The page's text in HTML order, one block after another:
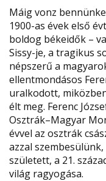
Máig vonz
1900-as évek első
boldog békeidők –
Sissy-je, a tragikus
népszerű a
ellentmondásos
uralkodott,
élt meg. Ferenc
Osztrák–Magyar
évvel az osztrák
azzal
született, a 21.
világ ragyogása.